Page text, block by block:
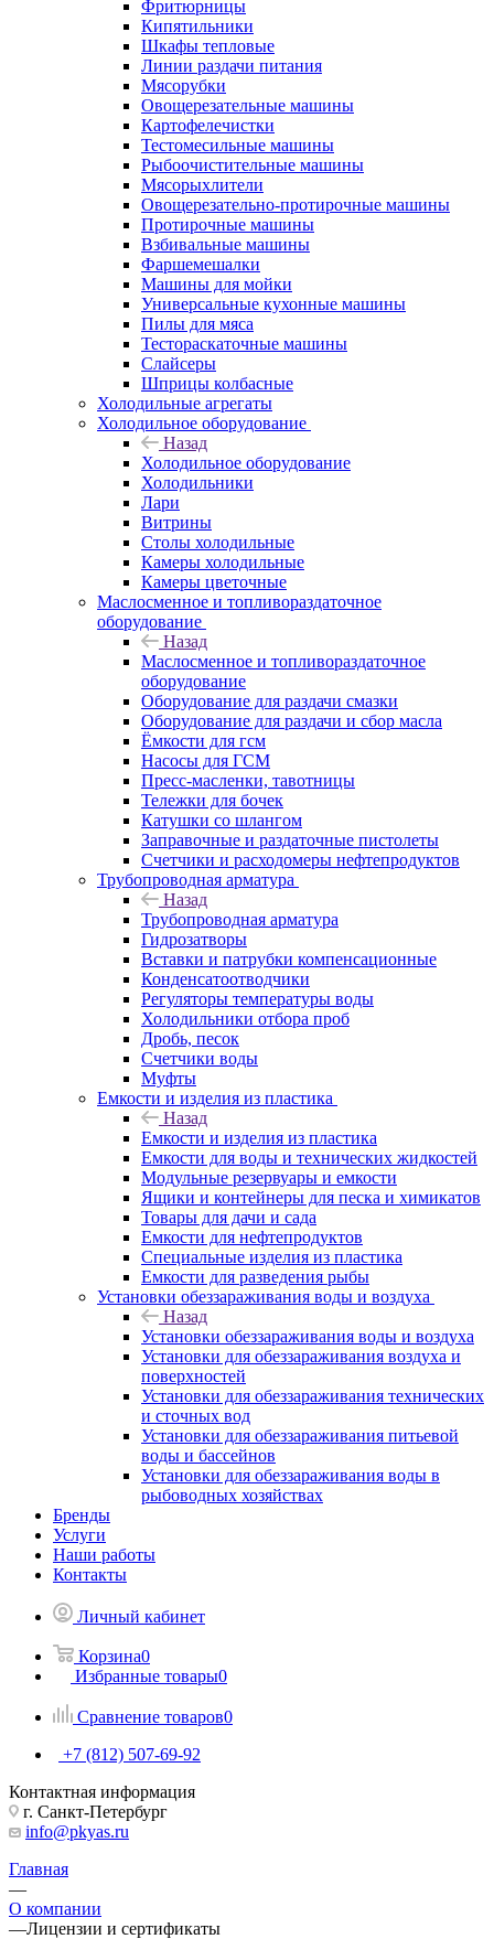
Фритюрницы
Кипятильники
Шкафы тепловые
Линии раздачи питания
Мясорубки
Овощерезательные машины
Картофелечистки
Тестомесильные машины
Рыбоочистительные машины
Мясорыхлители
Овощерезательно-протирочные машины
Протирочные машины
Взбивальные машины
Фаршемешалки
Машины для мойки
Универсальные кухонные машины
Пилы для мяса
Тестораскаточные машины
Слайсеры
Шприцы колбасные
Холодильные агрегаты
Холодильное оборудование
Назад
Холодильное оборудование
Холодильники
Лари
Витрины
Столы холодильные
Камеры холодильные
Камеры цветочные
Маслосменное и топливораздаточное
оборудование
Назад
Маслосменное и топливораздаточное
оборудование
Оборудование для раздачи смазки
Оборудование для раздачи и сбор масла
Ёмкости для гсм
Насосы для ГСМ
Пресс-масленки, тавотницы
Тележки для бочек
Катушки со шлангом
Заправочные и раздаточные пистолеты
Счетчики и расходомеры нефтепродуктов
Трубопроводная арматура
Назад
Трубопроводная арматура
Гидрозатворы
Вставки и патрубки компенсационные
Конденсатоотводчики
Регуляторы температуры воды
Холодильники отбора проб
Дробь, песок
Счетчики воды
Муфты
Емкости и изделия из пластика
Назад
Емкости и изделия из пластика
Емкости для воды и технических жидкостей
Модульные резервуары и емкости
Ящики и контейнеры для песка и химикатов
Товары для дачи и сада
Емкости для нефтепродуктов
Специальные изделия из пластика
Емкости для разведения рыбы
Установки обеззараживания воды и воздуха
Назад
Установки обеззараживания воды и воздуха
Установки для обеззараживания воздуха и
поверхностей
Установки для обеззараживания технических
и сточных вод
Установки для обеззараживания питьевой
воды и бассейнов
Установки для обеззараживания воды в
рыбоводных хозяйствах
Бренды
Услуги
Наши работы
Контакты
Личный кабинет
Корзина0
Избранные товары0
Сравнение товаров0
+7 (812) 507-69-92
Контактная информация
г. Санкт-Петербург
info@pkyas.ru
Главная
—
О компании
—Лицензии и сертификаты